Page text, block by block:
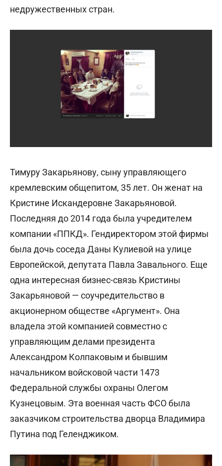
недружественных стран.
Тимуру Закарьянову, сыну управляющего
кремлевским общепитом, 35 лет. Он женат на
Кристине Искандеровне Закарьяновой.
Последняя до 2014 года была учредителем
компании «ППКД». Гендиректором этой фирмы
была дочь соседа Даны Кулиевой на улице
Европейской, депутата Павла Завального. Еще
одна интересная бизнес-связь Кристины
Закарьяновой — соучредительство в
акционерном обществе «Аргумент». Она
владела этой компанией совместно с
управляющим делами президента
Александром Колпаковым и бывшим
начальником войсковой части 1473
Федеральной службы охраны Олегом
Кузнецовым. Эта военная часть ФСО была
заказчиком строительства дворца Владимира
Путина под Геленджиком.